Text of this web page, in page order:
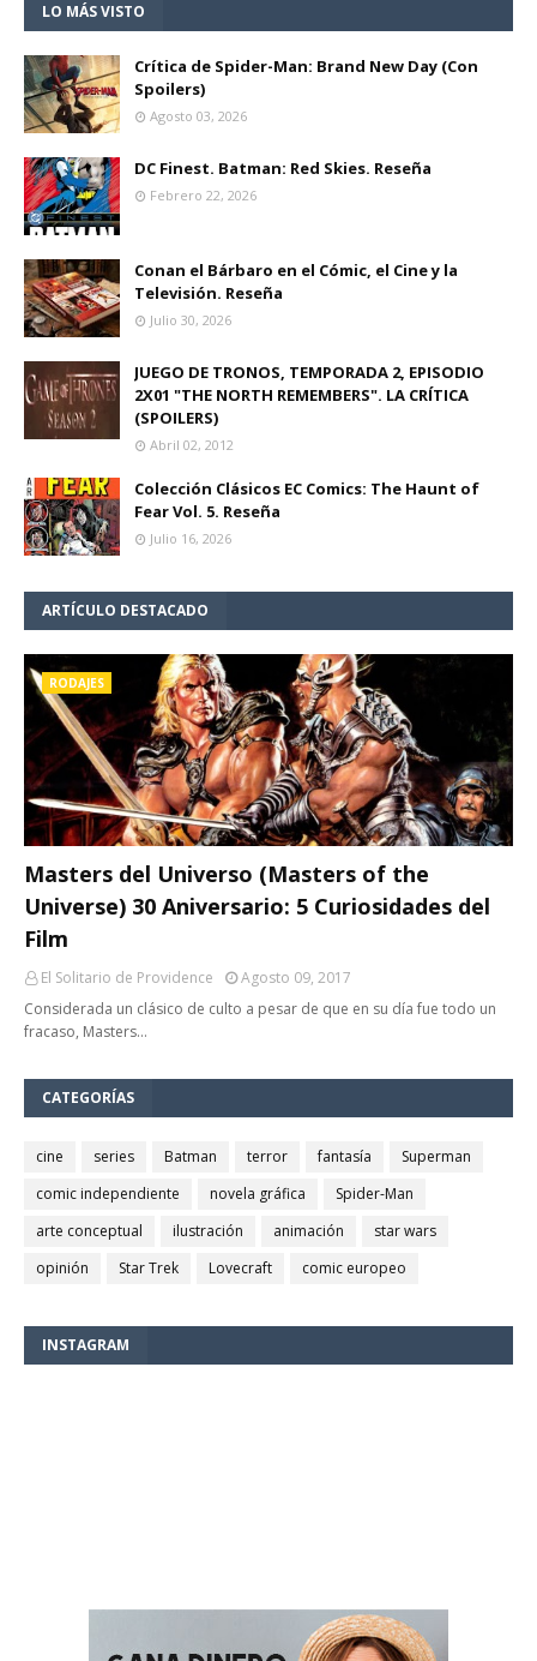
LO MÁS VISTO
Crítica de Spider-Man: Brand New Day (Con
Spoilers)
Agosto 03, 2026
DC Finest. Batman: Red Skies. Reseña
Febrero 22, 2026
Conan el Bárbaro en el Cómic, el Cine y la
Televisión. Reseña
Julio 30, 2026
JUEGO DE TRONOS, TEMPORADA 2, EPISODIO
2X01 "THE NORTH REMEMBERS". LA CRÍTICA
(SPOILERS)
Abril 02, 2012
Colección Clásicos EC Comics: The Haunt of
Fear Vol. 5. Reseña
Julio 16, 2026
ARTÍCULO DESTACADO
RODAJES
Masters del Universo (Masters of the
Universe) 30 Aniversario: 5 Curiosidades del
Film
El Solitario de Providence
Agosto 09, 2017
Considerada un clásico de culto a pesar de que en su día fue todo un
fracaso, Masters…
CATEGORÍAS
cine series Batman terror fantasía
Superman
comic independiente
novela gráfica
Spider-Man
arte conceptual
ilustración animación
star wars
opinión
Star Trek Lovecraft comic europeo
INSTAGRAM